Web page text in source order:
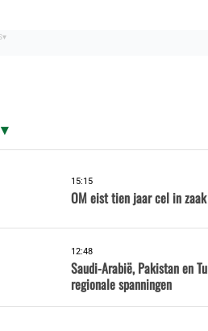
15:15
OM eist tien jaar cel in
12:48
Saudi-Arabië, Pakistan en
regionale spanningen